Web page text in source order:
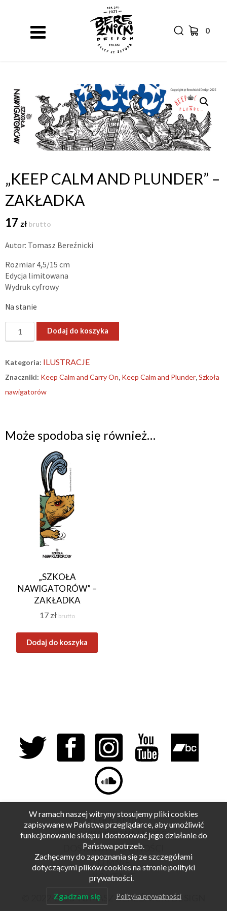
0
„KEEP CALM AND PLUNDER” –
ZAKŁADKA
17 zł brutto
Autor: Tomasz Bereźnicki
Rozmiar 4,5/15 cm
Edycja limitowana
Wydruk cyfrowy
Na stanie
„Keep
and
Plunder”
–
Dodaj do koszyka
Kategoria: ILUSTRACJE
Znaczniki: Keep Calm and Carry On, Keep Calm and Plunder,Szkoła
nawigatorów
Może spodoba się również…
„SZKOŁA
NAWIGATORÓW” –
ZAKŁADKA
17 zł brutto
Dodaj do koszyka
REGULAMIN
POLITYKA PRYWATNOŚCI
DOSTAWA I PŁATNOŚCI
O MNIE
KONTAKT
© 2022-2025TOMASZ BEREŹNICKI DESIGN
W ramach naszej witryny stosujemy pliki cookies
zapisywane w Państwa przeglądarce, aby umożliwić
funkcjonowanie sklepu i dostosować jego działanie do
Państwa potrzeb.
Zachęcamy do zapoznania się ze szczegółami
dotyczącymi plików cookies na stronie polityki
prywatności.
Zgadzam się
Polityka prywatności